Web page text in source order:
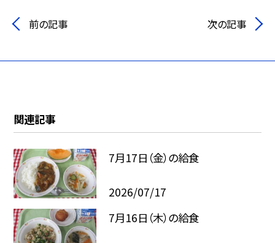
前の記事 次の記事
関連記事
7月17日（金）の給食
2026/07/17
7月16日（木）の給食